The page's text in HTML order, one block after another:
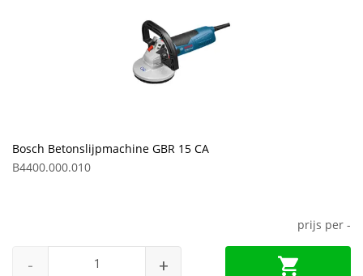
Bosch Betonslijpmachine GBR 15 CA
B4400.000.010
prijs per -
- +